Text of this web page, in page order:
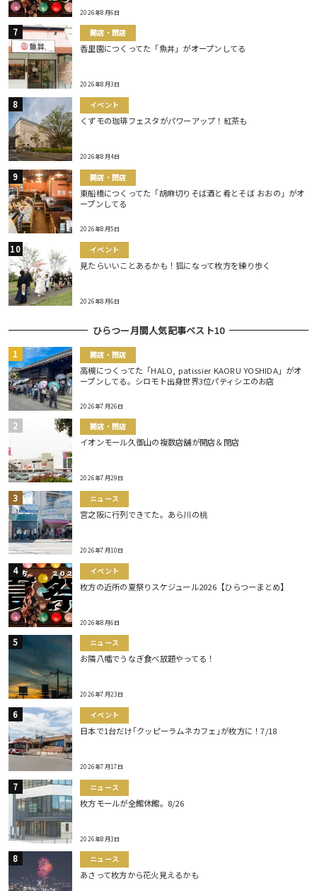
2026年8月6日
開店・閉店
香里園につくってた「魚丼」がオープンしてる
2026年8月3日
イベント
くずモの珈琲フェスタがパワーアップ！紅茶も
2026年8月4日
開店・閉店
東船橋につくってた「胡麻切りそば酒と肴とそば おおの」がオ
ープンしてる
2026年8月5日
イベント
見たらいいことあるかも！狐になって枚方を練り歩く
2026年8月6日
ひらつー月間人気記事ベスト10
開店・閉店
高槻につくってた「HALO, patissier KAORU YOSHIDA」がオ
ープンしてる。シロモト出身世界3位パティシエのお店
2026年7月26日
開店・閉店
イオンモール久御山の複数店舗が開店＆閉店
2026年7月29日
ニュース
宮之阪に行列できてた。あら川の桃
2026年7月10日
イベント
枚方の近所の夏祭りスケジュール2026【ひらつーまとめ】
2026年8月6日
ニュース
お隣八幡でうなぎ食べ放題やってる！
2026年7月23日
イベント
日本で1台だけ｢クッピーラムネカフェ｣が枚方に！7/18
2026年7月17日
ニュース
枚方モールが全館休館。8/26
2026年8月3日
ニュース
あさって枚方から花火見えるかも